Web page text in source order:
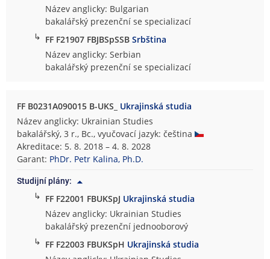
Název anglicky: Bulgarian
bakalářský prezenční se specializací
↳ FF F21907 FBJBSpSSBSrbština
Název anglicky: Serbian
bakalářský prezenční se specializací
FF B0231A090015 B-UKS_ Ukrajinská studia
Název anglicky: Ukrainian Studies
bakalářský, 3 r., Bc., vyučovací jazyk: čeština
Akreditace: 5. 8. 2018 – 4. 8. 2028
Garant: PhDr. Petr Kalina, Ph.D.
Studijní plány:
↳ FF F22001 FBUKSpJ Ukrajinská studia
Název anglicky: Ukrainian Studies
bakalářský prezenční jednooborový
↳ FF F22003 FBUKSpH Ukrajinská studia